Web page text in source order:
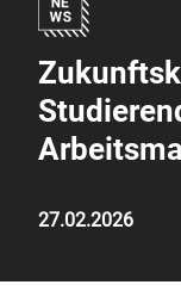
27.02.2026